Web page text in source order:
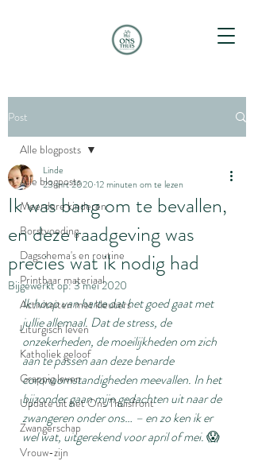
Post
Alle blogposts
Meerdere kinderen
Borstvoeding
Dagschema's en routine
Printbaar materiaal
Activiteiten met kleuters
Liturgisch leven
Katholiek geloof
Grappig leven
Update uit het Ons Thuisfront
Zwangerschap
Vrouw-zijn
Alle blogposts
Ik was bang om te bevallen,
en deze raadgeving was
precies wat ik nodig had
Linde
23 mrt 2020 12 minuten om te lezen
Bijgewerkt op:3 mei 2020
Ik hoop van harte dat het goed gaat met
jullie allemaal. Dat de stress, de
onzekerheden, de moeilijkheden om zich
aan te passen aan deze benarde
coronaomstandigheden meevallen. In het
bijzonder gaan mijn gedachten uit naar de
zwangeren onder ons… – en zo ken ik er
wel wat, uitgerekend voor april of mei. 😱